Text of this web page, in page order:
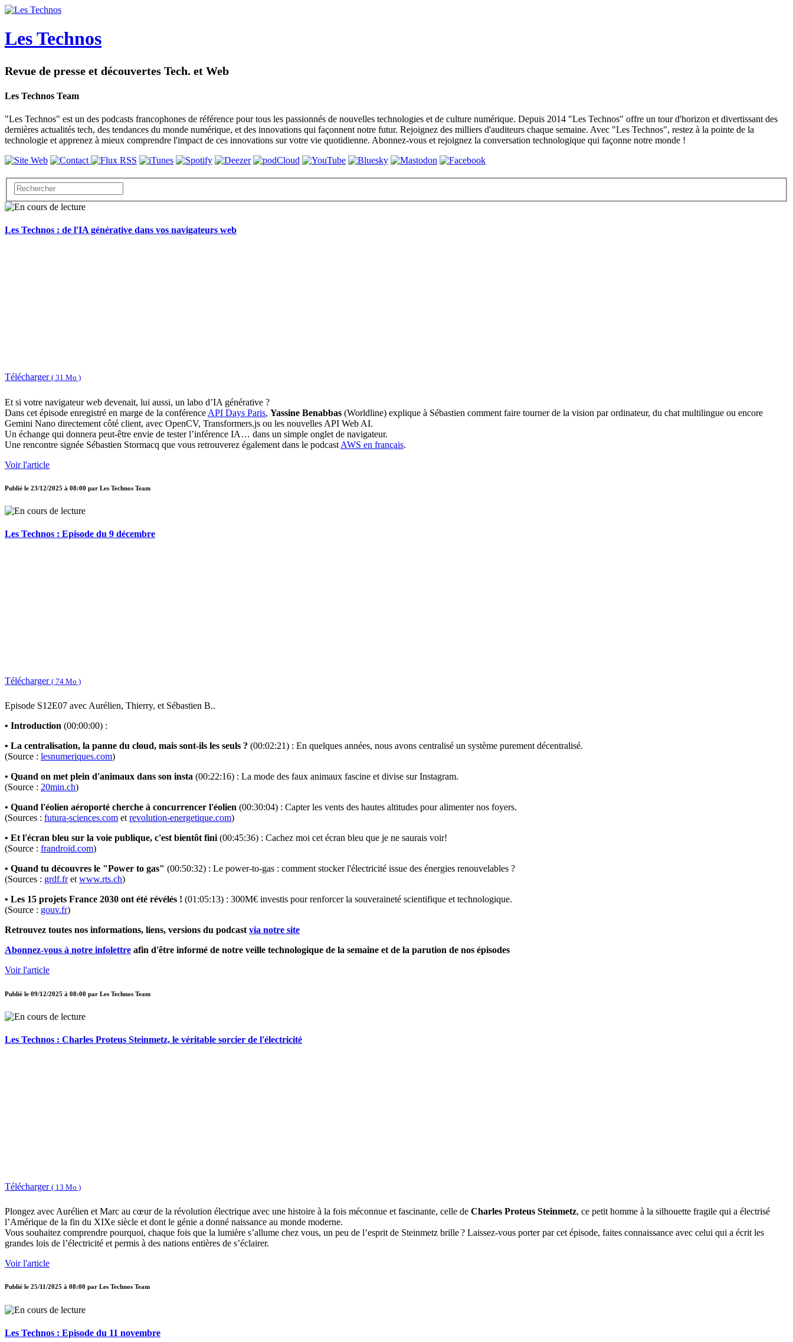
Les Technos
Revue de presse et découvertes Tech. et Web
Les Technos Team
"Les Technos" est un des podcasts francophones de référence pour tous les passionnés de nouvelles technologies et de culture numérique. Depuis 2014 "Les Technos" offre un tour d'horizon et divertissant des
dernières actualités tech, des tendances du monde numérique, et des innovations qui façonnent notre futur. Rejoignez des milliers d'auditeurs chaque semaine. Avec "Les Technos", restez à la pointe de la
technologie et apprenez à mieux comprendre l'impact de ces innovations sur votre vie quotidienne. Abonnez-vous et rejoignez la conversation technologique qui façonne notre monde !
Les Technos : de l'IA générative dans vos navigateurs web
Télécharger ( 31 Mo )
Et si votre navigateur web devenait, lui aussi, un labo d’IA générative ?
Dans cet épisode enregistré en marge de la conférence API Days Paris, Yassine Benabbas (Worldline) explique à Sébastien comment faire tourner de la vision par ordinateur, du chat multilingue ou encore
Gemini Nano directement côté client, avec OpenCV, Transformers.js ou les nouvelles API Web AI.
Un échange qui donnera peut‑être envie de tester l’inférence IA… dans un simple onglet de navigateur.
Une rencontre signée Sébastien Stormacq que vous retrouverez également dans le podcast AWS en français.
Voir l'article
Publié le 23/12/2025 à 08:00 par Les Technos Team
Les Technos : Episode du 9 décembre
Télécharger ( 74 Mo )
Episode S12E07 avec Aurélien, Thierry, et Sébastien B..
• Introduction (00:00:00) :
• La centralisation, la panne du cloud, mais sont-ils les seuls ? (00:02:21) : En quelques années, nous avons centralisé un système purement décentralisé.
(Source : lesnumeriques.com)
• Quand on met plein d'animaux dans son insta (00:22:16) : La mode des faux animaux fascine et divise sur Instagram.
(Source : 20min.ch)
• Quand l'éolien aéroporté cherche à concurrencer l'éolien (00:30:04) : Capter les vents des hautes altitudes pour alimenter nos foyers.
(Sources : futura-sciences.com etrevolution-energetique.com)
• Et l'écran bleu sur la voie publique, c'est bientôt fini(00:45:36) : Cachez moi cet écran bleu que je ne saurais voir!
(Source : frandroid.com)
• Quand tu découvres le "Power to gas" (00:50:32) : Le power-to-gas : comment stocker l'électricité issue des énergies renouvelables ?
(Sources : grdf.fretwww.rts.ch)
• Les 15 projets France 2030 ont été révélés ! (01:05:13) : 300M€ investis pour renforcer la souveraineté scientifique et technologique.
(Source : gouv.fr)
Retrouvez toutes nos informations, liens, versions du podcastvia notre site
Abonnez-vous à notre infolettre afin d'être informé de notre veille technologique de la semaine et de la parution de nos épisodes
Voir l'article
Publié le 09/12/2025 à 08:00 par Les Technos Team
Les Technos : Charles Proteus Steinmetz, le véritable sorcier de l'électricité
Télécharger ( 13 Mo )
Plongez avec Aurélien et Marc au cœur de la révolution électrique avec une histoire à la fois méconnue et fascinante, celle de Charles Proteus Steinmetz, ce petit homme à la silhouette fragile qui a électrisé
l’Amérique de la fin du XIXe siècle et dont le génie a donné naissance au monde moderne.
Vous souhaitez comprendre pourquoi, chaque fois que la lumière s’allume chez vous, un peu de l’esprit de Steinmetz brille ? Laissez-vous porter par cet épisode, faites connaissance avec celui qui a écrit les
grandes lois de l’électricité et permis à des nations entières de s’éclairer.
Voir l'article
Publié le 25/11/2025 à 08:00 par Les Technos Team
Les Technos : Episode du 11 novembre